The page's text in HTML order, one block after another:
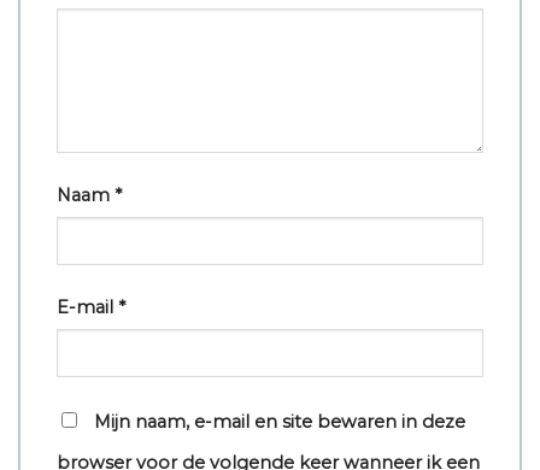
Naam *
E-mail *
Mijn naam, e-mail en site bewaren in deze
browser voor de volgende keer wanneer ik een